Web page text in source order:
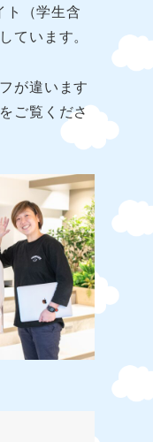
ト（学生含
ています。
が違います
をご覧くださ